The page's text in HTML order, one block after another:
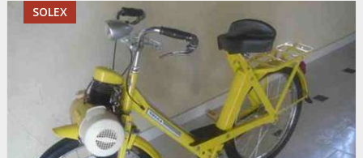
SOLEX